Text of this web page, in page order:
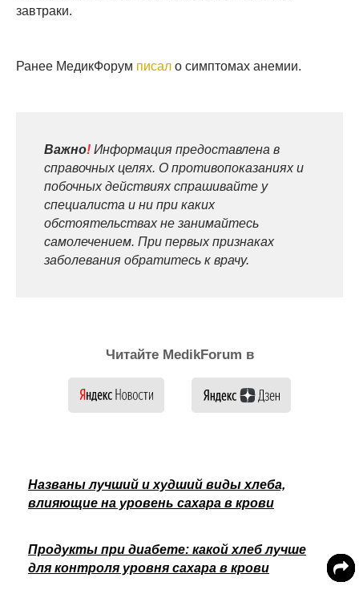
завтраки.
Ранее МедикФорум писал о симптомах анемии.
Важно! Информация предоставлена в
справочных целях. О противопоказаниях и
побочных действиях спрашивайте у
специалиста и ни при каких
обстоятельствах не занимайтесь
самолечением. При первых признаках
заболевания обратитесь к врачу.
Читайте MedikForum в
Названы лучший и худший виды хлеба,
влияющие на уровень сахара в крови
Продукты при диабете: какой хлеб лучше
для контроля уровня сахара в крови